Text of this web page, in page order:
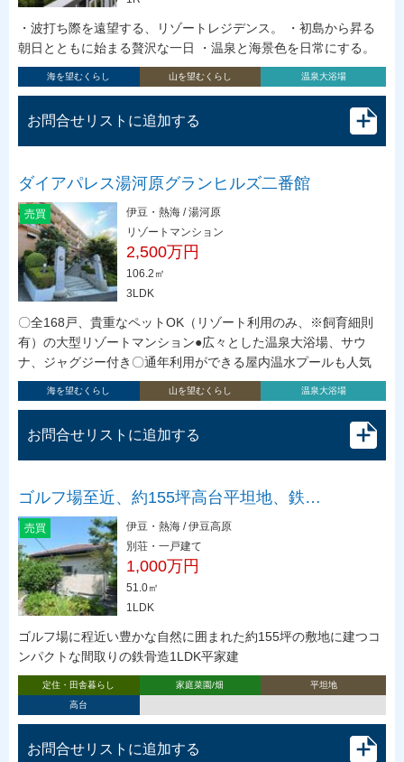
・波打ち際を遠望する、リゾートレジデンス。 ・初島から昇る
朝日とともに始まる贅沢な一日 ・温泉と海景色を日常にする。
海を望むくらし 山を望むくらし 温泉大浴場
お問合せリストに追加する
ダイアパレス湯河原グランヒルズ二番館
売買
伊豆・熱海 / 湯河原
リゾートマンション
2,500万円
106.2㎡
3LDK
〇全168戸、貴重なペットOK（リゾート利用のみ、※飼育細則
有）の大型リゾートマンション●広々とした温泉大浴場、サウ
ナ、ジャグジー付き〇通年利用ができる屋内温水プールも人気
海を望むくらし 山を望むくらし 温泉大浴場
お問合せリストに追加する
ゴルフ場至近、約155坪高台平坦地、鉄…
売買
伊豆・熱海 / 伊豆高原
別荘・一戸建て
1,000万円
51.0㎡
1LDK
ゴルフ場に程近い豊かな自然に囲まれた約155坪の敷地に建つコ
ンパクトな間取りの鉄骨造1LDK平家建
定住・田舎暮らし 家庭菜園/畑
平坦地
高台
お問合せリストに追加する